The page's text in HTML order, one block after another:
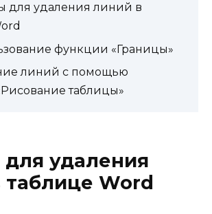
для удаления линий в
функции «Границы»
линий с помощью
таблицы»
удаления
Word